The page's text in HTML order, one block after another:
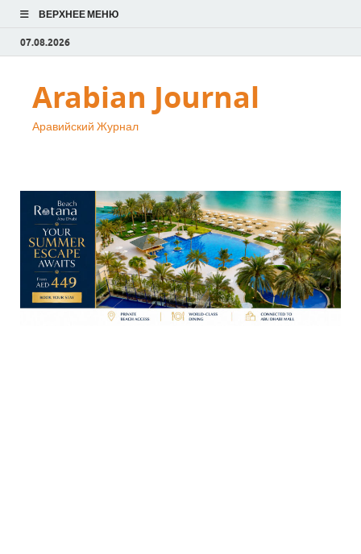
ВЕРХНЕЕ МЕНЮ
07.08.2026
Arabian Journal
Аравийский Журнал